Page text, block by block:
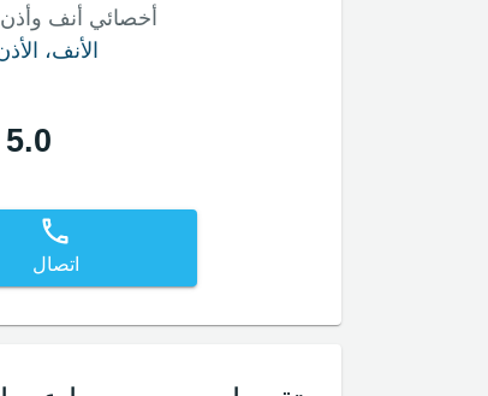
أخصائي أنف
الأنف،
5.0
اتصال